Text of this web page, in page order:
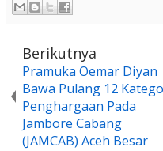
Berikutnya
Pramuka Oemar Diyan
Bawa Pulang 12
Penghargaan Pada
Jambore Cabang
(JAMCAB) Aceh Besar